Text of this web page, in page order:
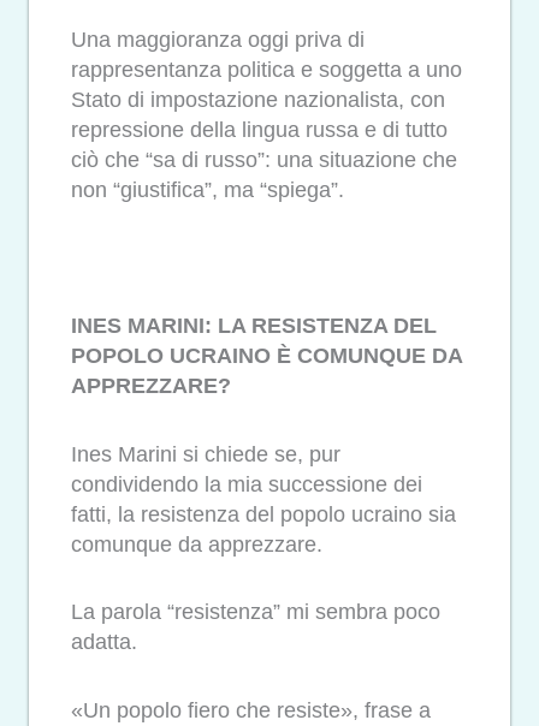
Una maggioranza oggi priva di
rappresentanza politica e soggetta a uno
Stato di impostazione nazionalista, con
repressione della lingua russa e di tutto
ciò che “sa di russo”: una situazione che
non “giustifica”, ma “spiega”.
INES MARINI: LA RESISTENZA DEL
POPOLO UCRAINO È COMUNQUE DA
APPREZZARE?
Ines Marini si chiede se, pur
condividendo la mia successione dei
fatti, la resistenza del popolo ucraino sia
comunque da apprezzare.
La parola “resistenza” mi sembra poco
adatta.
«Un popolo fiero che resiste», frase a